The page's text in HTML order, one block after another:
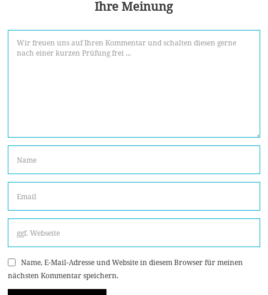
Ihre Meinung
Name, E-Mail-Adresse und Website in diesem Browser für meinen
nächsten Kommentar speichern.